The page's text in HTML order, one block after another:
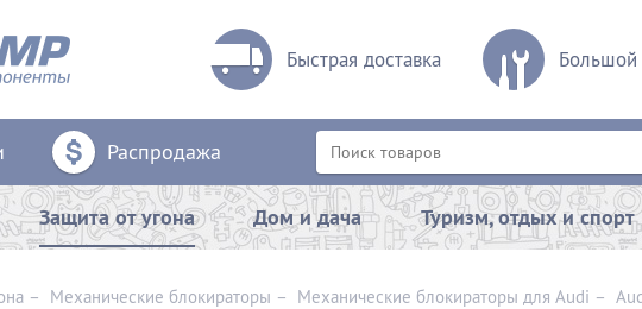
Быстрая доставка
Распродажа
Защита от угона Дом и дача Туризм, отдых и спорт
– Механические блoкираторы – Механические блокираторы для Audi –